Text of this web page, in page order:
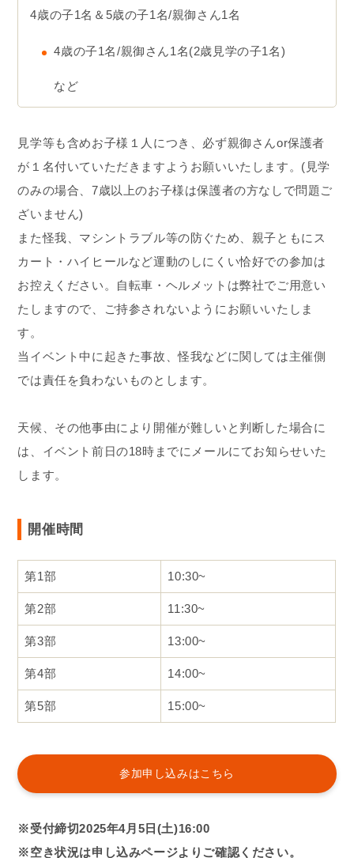
4歳の子1名＆5歳の子1名/親御さん1名
4歳の子1名/親御さん1名(2歳見学の子1名)
など
見学等も含めお子様１人につき、必ず親御さんor保護者
が１名付いていただきますようお願いいたします。(見学
のみの場合、7歳以上のお子様は保護者の方なしで問題ご
ざいません)
また怪我、マシントラブル等の防ぐため、親子ともにス
カート・ハイヒールなど運動のしにくい恰好での参加は
お控えください。自転車・ヘルメットは弊社でご用意い
たしますので、ご持参されないようにお願いいたしま
す。
当イベント中に起きた事故、怪我などに関しては主催側
では責任を負わないものとします。
天候、その他事由により開催が難しいと判断した場合に
は、イベント前日の18時までにメールにてお知らせいた
します。
開催時間
第1部 10:30~
第2部 11:30~
第3部 13:00~
第4部 14:00~
第5部 15:00~
参加申し込みはこちら
※受付締切2025年4月5日(土)16:00
※空き状況は申し込みページよりご確認ください。